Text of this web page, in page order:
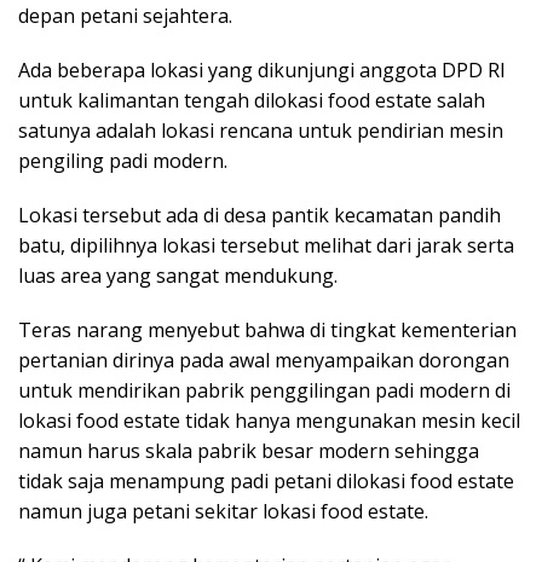
depan petani sejahtera.
Ada beberapa lokasi yang dikunjungi anggota DPD RI
untuk kalimantan tengah dilokasi food estate salah
satunya adalah lokasi rencana untuk pendirian mesin
pengiling padi modern.
Lokasi tersebut ada di desa pantik kecamatan pandih
batu, dipilihnya lokasi tersebut melihat dari jarak serta
luas area yang sangat mendukung.
Teras narang menyebut bahwa di tingkat kementerian
pertanian dirinya pada awal menyampaikan dorongan
untuk mendirikan pabrik penggilingan padi modern di
lokasi food estate tidak hanya mengunakan mesin kecil
namun harus skala pabrik besar modern sehingga
tidak saja menampung padi petani dilokasi food estate
namun juga petani sekitar lokasi food estate.